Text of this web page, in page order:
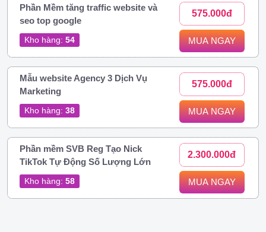
Phần Mềm tăng traffic website và
seo top google
Kho hàng: 54
575.000đ
MUA NGAY
Mẫu website Agency 3 Dịch Vụ
Marketing
Kho hàng: 38
575.000đ
MUA NGAY
Phần mềm SVB Reg Tạo Nick
TikTok Tự Động Số Lượng Lớn
Kho hàng: 58
2.300.000đ
MUA NGAY